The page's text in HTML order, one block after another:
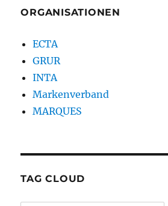
ORGANISATIONEN
ECTA
GRUR
INTA
Markenverband
MARQUES
TAG CLOUD